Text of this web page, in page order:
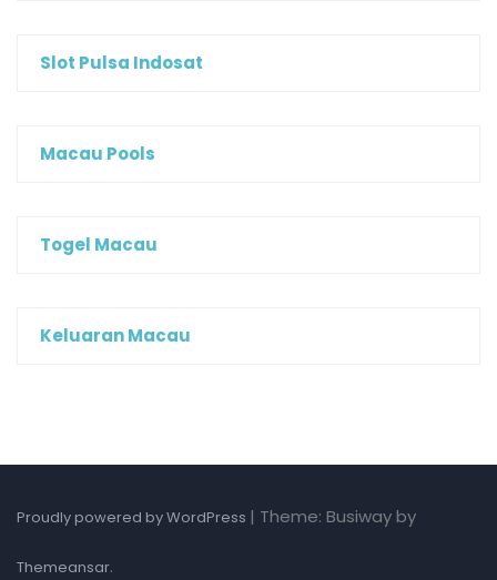
Slot Pulsa Indosat
Macau Pools
Togel Macau
Keluaran Macau
Proudly powered by WordPress | Theme: Busiway by
Themeansar.